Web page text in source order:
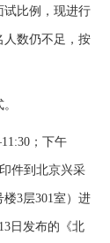
比例，现进行
人数仍不足，按
；下午
件到北京兴采
3层301室）进
日发布的《北